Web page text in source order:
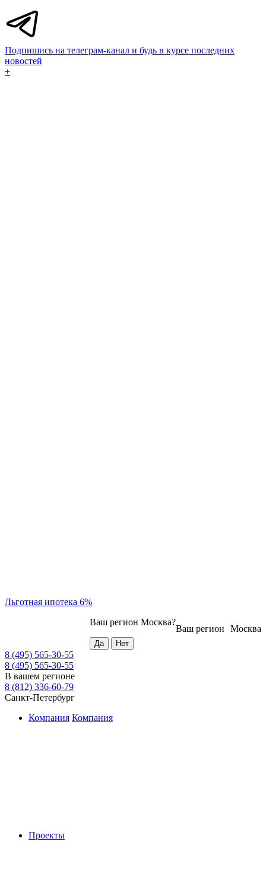
Подпишись на телеграм-канал и будь в курсе последних
новостей
+
Льготная ипотека 6%
Москва
Ваш регион
Ваш регион Москва?
8 (495) 565-30-55
8 (495) 565-30-55
В вашем регионе
8 (812) 336-60-79
Санкт-Петербург
Компания Компания
Проекты